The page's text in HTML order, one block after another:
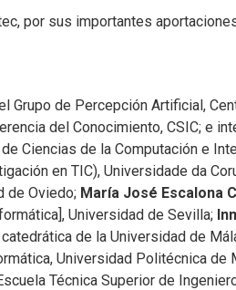
por sus importantes
Grupo de Percepción Artificial,
del Conocimiento, CSIC; e
Ciencias de la Computación e
en TIC), Universidade da
de Oviedo; María José Escalona
Universidad de Sevilla;
de la Universidad de
Universidad Politécnica de
Técnica Superior de